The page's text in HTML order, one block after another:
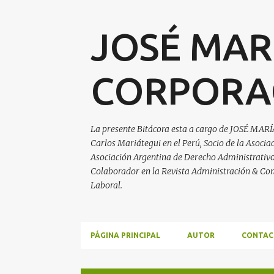
JOSÉ
La presente Bitácora esta a cargo de JOSÉ
Carlos Mariátegui en el Perú, Socio de la
Asociación Argentina de Derecho
Colaborador en la Revista Administración &
Laboral.
PÁGINA PRINCIPAL AUTOR